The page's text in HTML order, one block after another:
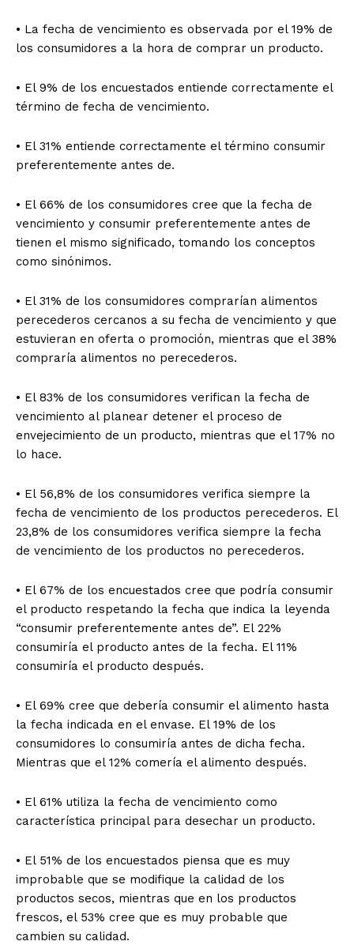
• La fecha de vencimiento es observada por el 19% de
los consumidores a la hora de comprar un producto.
• El 9% de los encuestados entiende correctamente el
término de fecha de vencimiento.
• El 31% entiende correctamente el término consumir
preferentemente antes de.
• El 66% de los consumidores cree que la fecha de
vencimiento y consumir preferentemente antes de
tienen el mismo significado, tomando los conceptos
como sinónimos.
• El 31% de los consumidores comprarían alimentos
perecederos cercanos a su fecha de vencimiento y que
estuvieran en oferta o promoción, mientras que el 38%
compraría alimentos no perecederos.
• El 83% de los consumidores verifican la fecha de
vencimiento al planear detener el proceso de
envejecimiento de un producto, mientras que el 17% no
lo hace.
• El 56,8% de los consumidores verifica siempre la
fecha de vencimiento de los productos perecederos. El
23,8% de los consumidores verifica siempre la fecha
de vencimiento de los productos no perecederos.
• El 67% de los encuestados cree que podría consumir
el producto respetando la fecha que indica la leyenda
“consumir preferentemente antes de”. El 22%
consumiría el producto antes de la fecha. El 11%
consumiría el producto después.
• El 69% cree que debería consumir el alimento hasta
la fecha indicada en el envase. El 19% de los
consumidores lo consumiría antes de dicha fecha.
Mientras que el 12% comería el alimento después.
• El 61% utiliza la fecha de vencimiento como
característica principal para desechar un producto.
• El 51% de los encuestados piensa que es muy
improbable que se modifique la calidad de los
productos secos, mientras que en los productos
frescos, el 53% cree que es muy probable que
cambien su calidad.